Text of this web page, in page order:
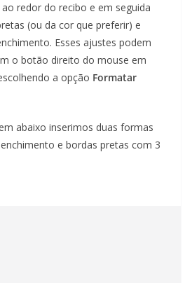
redor do recibo e em seguida
(ou da cor que preferir) e
Esses ajustes podem
o botão direito do mouse em
a opção Formatar
abaixo inserimos duas formas
e bordas pretas com 3